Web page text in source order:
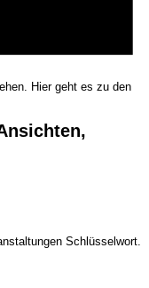
Hier geht es zu den
Schlüsselwort.